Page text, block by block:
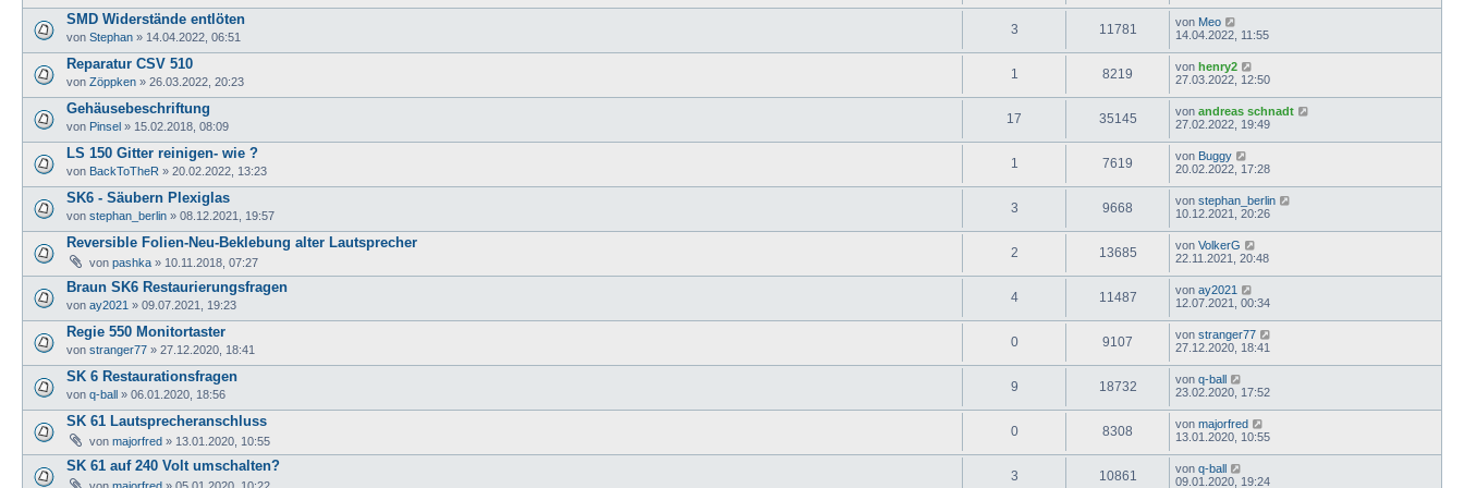
SMD Widerstände entlöten
von Stephan » 14.04.2022, 06:51
3 11781 von Meo
14.04.2022, 11:55
Reparatur CSV 510
von Zöppken » 26.03.2022, 20:23
1 8219 von henry2
27.03.2022, 12:50
Gehäusebeschriftung
von Pinsel » 15.02.2018, 08:09
17 35145 von andreas schnadt
27.02.2022, 19:49
LS 150 Gitter reinigen- wie ?
von BackToTheR » 20.02.2022, 13:23
1 7619 von Buggy
20.02.2022, 17:28
SK6 - Säubern Plexiglas
von stephan_berlin » 08.12.2021, 19:57
3 9668 von stephan_berlin
10.12.2021, 20:26
Reversible Folien-Neu-Beklebung alter Lautsprecher
von pashka » 10.11.2018, 07:27
2 13685 von VolkerG
22.11.2021, 20:48
Braun SK6 Restaurierungsfragen
von ay2021 » 09.07.2021, 19:23
4 11487 von ay2021
12.07.2021, 00:34
Regie 550 Monitortaster
von stranger77 » 27.12.2020, 18:41
0 9107 von stranger77
27.12.2020, 18:41
SK 6 Restaurationsfragen
von q-ball » 06.01.2020, 18:56
9 18732 von q-ball
23.02.2020, 17:52
SK 61 Lautsprecheranschluss
von majorfred » 13.01.2020, 10:55
0 8308 von majorfred
13.01.2020, 10:55
SK 61 auf 240 Volt umschalten?
3 10861 von q-ball
09.01.2020, 19:24